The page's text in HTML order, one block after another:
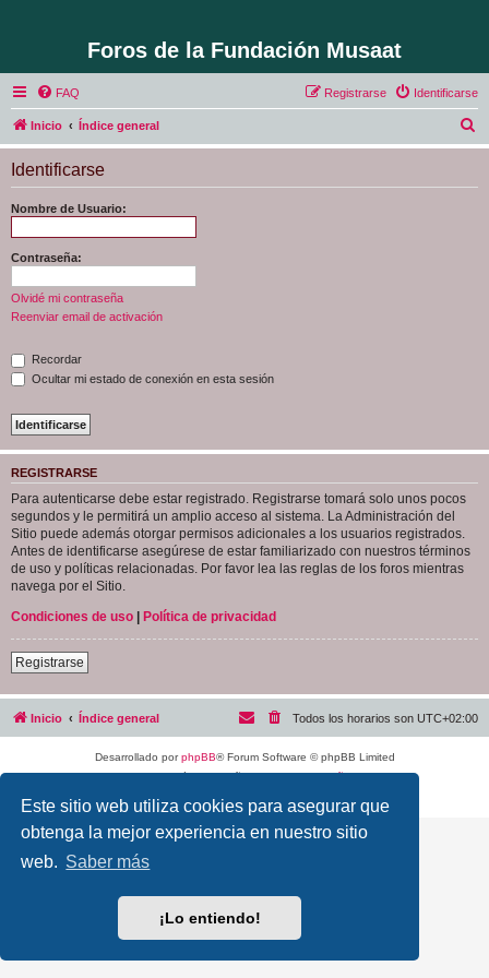
Este sitio web utiliza cookies para asegurar que
obtenga la mejor experiencia en nuestro sitio
web. Saber más
¡Lo entiendo!
Foros de la Fundación Musaat
FAQ Identificarse
Registrarse
Inicio Índice general
u
Identificarse
Nombre de Usuario:
Contraseña:
Olvidé mi contraseña
Reenviar email de activación
Recordar
Ocultar mi estado de conexión en esta sesión
REGISTRARSE
Para autenticarse debe estar registrado. Registrarse tomará solo unos pocos
segundos y le permitirá un amplio acceso al sistema. La Administración del
Sitio puede además otorgar permisos adicionales a los usuarios registrados.
Antes de identificarse asegúrese de estar familiarizado con nuestros términos
de uso y políticas relacionadas. Por favor lea las reglas de los foros mientras
navega por el Sitio.
Condiciones de uso | Política de privacidad
Registrarse
Inicio Índice general Todos los horarios son UTC+02:00
Desarrollado porphpBB® Forum Software © phpBB Limited
Traducción al español porphpBB España